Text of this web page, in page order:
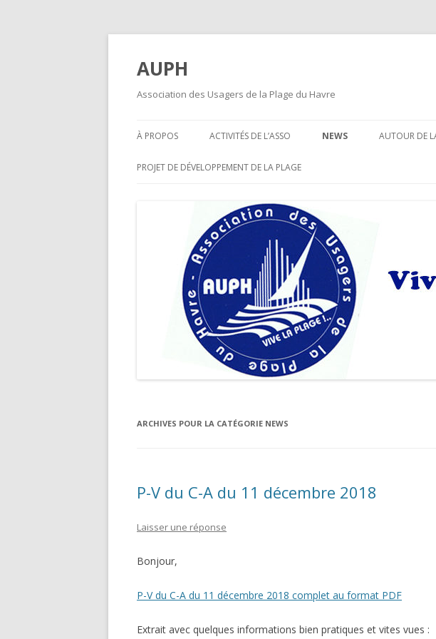
AUPH
Association des Usagers de la Plage du Havre
À PROPOS ACTIVITÉS DE L’ASSO NEWS AUTOUR DE
PROJET DE DÉVELOPPEMENT DE LA PLAGE
ARCHIVES POUR LA CATÉGORIE NEWS
P-V du C-A du 11 décembre 2018
Laisser une réponse
Bonjour,
P-V du C-A du 11 décembre 2018 complet au format PDF
Extrait avec quelques informations bien pratiques et vites vues :